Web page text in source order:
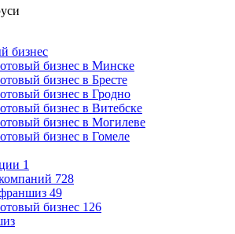
бизнес
бизнес в Минске
бизнес в Бресте
бизнес в Гродно
бизнес в Витебске
бизнес в Могилеве
бизнес в Гомеле
1
728
49
бизнес 126